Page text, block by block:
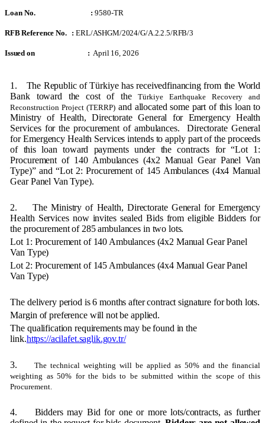
Loan No. : 9580-TR
RFB Reference No. : ERL/ASHGM/2024/G/A.2.2.5/RFB/3
Issued on : April 16, 2026
1. The Republic of Türkiye has receivedfinancing from the World
Bank toward the cost of theTürkiye Earthquake Recovery and
Reconstruction Project (TERRP) and allocated some part of this loan to
Ministry of Health, Directorate General for Emergency Health
Services for the procurement of ambulances. Directorate General
for Emergency Health Services intends to apply part of the proceeds
of this loan toward payments under the contracts for “Lot 1:
Procurement of 140 Ambulances (4x2 Manual Gear Panel Van
Type)” and “Lot 2: Procurement of 145 Ambulances (4x4 Manual
Gear Panel Van Type).
2.
The Ministry of Health, Directorate General for Emergency
Health Services now invites sealed Bids from eligible Bidders for
the procurement of 285 ambulances in two lots.
Lot 1: Procurement of 140 Ambulances (4x2 Manual Gear Panel
Van Type)
Lot 2: Procurement of 145 Ambulances (4x4 Manual Gear Panel
Van Type)
The delivery period is 6 months after contract signature for both lots.
Margin of preference will not be applied.
The qualification requirements may be found in the
link.https://acilafet.saglik.gov.tr/
3.
The technical weighting will be applied as 50% and the financial
weighting as 50% for the bids to be submitted within the scope of this
Procurement.
4.
Bidders may Bid for one or more lots/contracts, as further